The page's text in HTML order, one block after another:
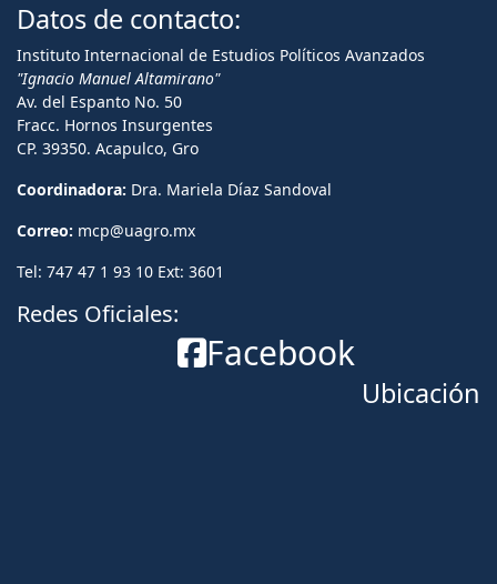
Datos de contacto:
Instituto Internacional de Estudios Políticos Avanzados
"Ignacio Manuel Altamirano"
Av. del Espanto No. 50
Fracc. Hornos Insurgentes
CP. 39350. Acapulco, Gro
Coordinadora: Dra. Mariela Díaz Sandoval
Correo: mcp@uagro.mx
Tel: 747 47 1 93 10 Ext: 3601
Redes Oficiales:
Facebook
Ubicación